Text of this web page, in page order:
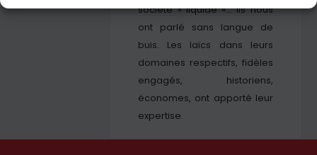
société « liquide »… Ils nous
ont parlé sans langue de
buis. Les laïcs dans leurs
domaines respectifs, fidèles
engagés, historiens,
économes, ont apporté leur
expertise.